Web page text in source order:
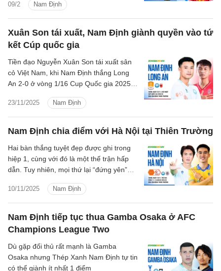
09/2 Nam Định
Xuân Son tái xuất, Nam Định giành quyền vào tứ
kết Cúp quốc gia
23/11/2025 Nam Định
Tiền đạo Nguyễn Xuân Son tái xuất sân
cỏ Việt Nam, khi Nam Định thắng Long
An 2-0 ở vòng 1/16 Cup Quốc gia 2025-
Nam Định chia điểm với Hà Nội tại Thiên Trường
10/11/2025 Nam Định
Hai bàn thắng tuyệt đẹp được ghi trong
hiệp 1, cùng với đó là một thế trận hấp
dẫn. Tuy nhiên, mọi thứ lại “đứng yên”
Nam Định và Hà Nội FC tại vòng 11
V.League 2025/26.
Nam Định tiếp tục thua Gamba Osaka ở AFC
Champions League Two
Dù gặp đối thủ rất mạnh là Gamba
Osaka nhưng Thép Xanh Nam Định tự tin
có thể giành ít nhất 1 điểm